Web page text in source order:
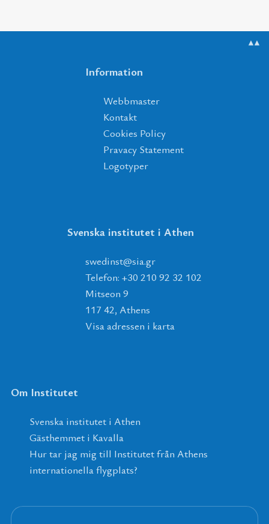
▲▲
Information
Webbmaster
Kontakt
Cookies Policy
Pravacy Statement
Logotyper
Svenska institutet i Athen
rg
.
ais
@
tsnidews
Telefon: +30 210 92 32 102
Mitseon 9
117 42, Athens
Visa adressen i karta
Om Institutet
Svenska institutet i Athen
Gästhemmet i Kavalla
Hur tar jag mig till Institutet från Athens
internationella flygplats?